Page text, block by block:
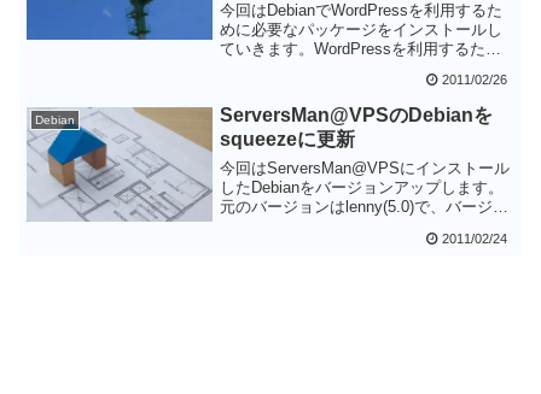
今回はDebianでWordPressを利用するた
めに必要なパッケージをインストールし
ていきます。WordPressを利用するため
2011/02/26
Debian
ServersMan@VPSのDebianを
squeezeに更新
今回はServersMan@VPSにインストール
したDebianをバージョンアップします。
元のバージョンはlenny(5.0)で、バージョ
VPS上でどうなるかと思いましたが特に
2011/02/24